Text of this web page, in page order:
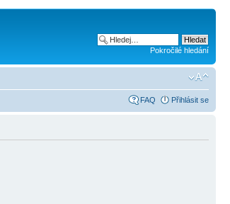
Pokročilé hledání
FAQ Přihlásit se